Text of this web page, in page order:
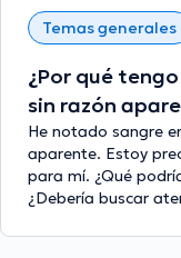
Temas generales
¿Por qué
sin razón
He notado sangre
aparente. Estoy
para mí. ¿Qué
¿Debería buscar